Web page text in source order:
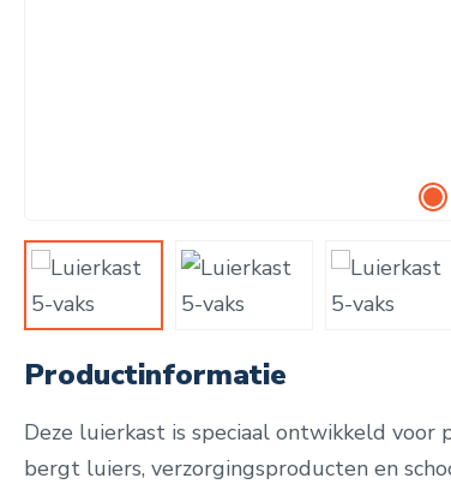
Productinformatie
Deze luierkast is speciaal ontwikkeld voor
bergt luiers, verzorgingsproducten en